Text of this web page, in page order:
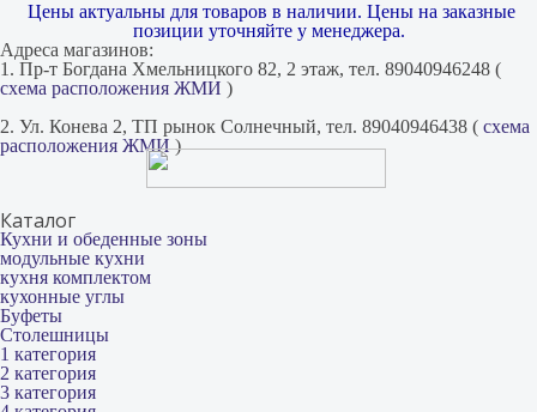
Цены актуальны для товаров в наличии. Цены на заказные
позиции уточняйте у менеджера.
Адреса магазинов:
1. Пр-т Богдана Хмельницкого 82, 2 этаж, тел. 89040946248 (
схема расположения ЖМИ )
2. Ул. Конева 2, ТП рынок Солнечный, тел. 89040946438 ( схема
расположения ЖМИ)
Каталог
Кухни и обеденные зоны
модульные кухни
кухня комплектом
кухонные углы
Буфеты
Столешницы
1 категория
2 категория
3 категория